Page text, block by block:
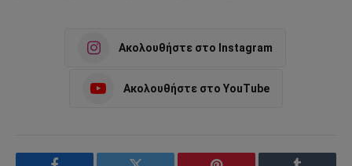
Ακολουθήστε στο Instagram
Ακολουθήστε στο YouTube